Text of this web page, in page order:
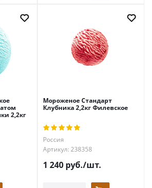
2,2кг
Мороженое Стандарт
Клубника 2,2кг Филевское
Россия
Артикул: 238358
1 240 руб./шт.